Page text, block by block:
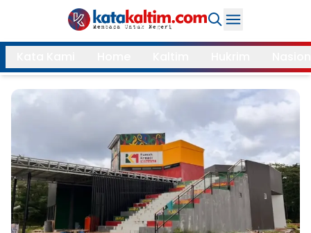
Daerah
Kukar
Samarinda
Kubar
Kutim
PPU
Mahulu
Paser
Berau
Search